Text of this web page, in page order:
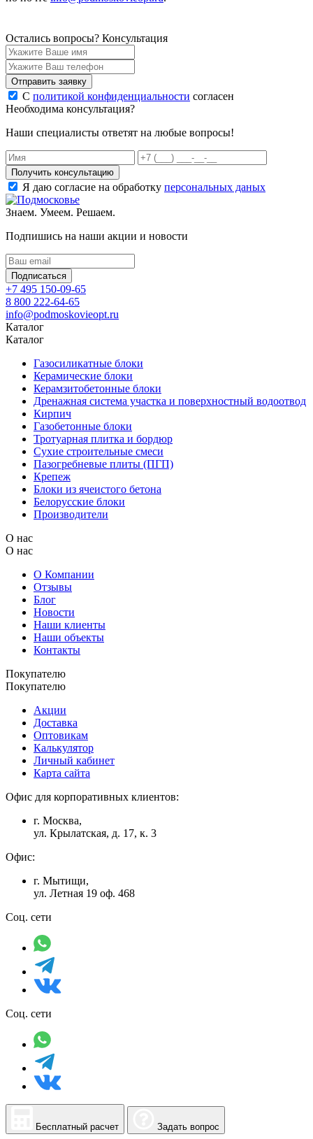
Остались вопросы? Консультация
Отправить заявку
С политикой конфиденциальности согласен
Необходима консультация?
Наши специалисты ответят на любые вопросы!
Получить консультацию
Я даю согласие на обработку персональных даных
Знаем. Умеем. Решаем.
Подпишись на наши акции и новости
Подписаться
+7 495 150-09-65
8 800 222-64-65
info@podmoskovieopt.ru
Каталог
Каталог
Газосиликатные блоки
Керамические блоки
Керамзитобетонные блоки
Дренажная система участка и поверхностный водоотвод
Кирпич
Газобетонные блоки
Тротуарная плитка и бордюр
Сухие строительные смеси
Пазогребневые плиты (ПГП)
Крепеж
Блоки из ячеистого бетона
Белорусские блоки
Производители
О нас
О нас
О Компании
Отзывы
Блог
Новости
Наши клиенты
Наши объекты
Контакты
Покупателю
Покупателю
Акции
Доставка
Оптовикам
Калькулятор
Личный кабинет
Карта сайта
Офис для корпоративных клиентов:
г. Москва,
ул. Крылатская, д. 17, к. 3
Офис:
г. Мытищи,
ул. Летная 19 оф. 468
Соц. сети
Соц. сети
Бесплатный расчет Задать вопрос